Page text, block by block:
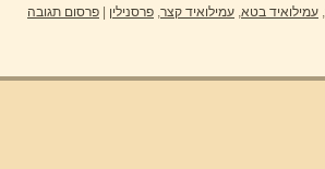
, עמילואיד בטא, עמילואיד קצר, פרסנילין פרסום תגובה